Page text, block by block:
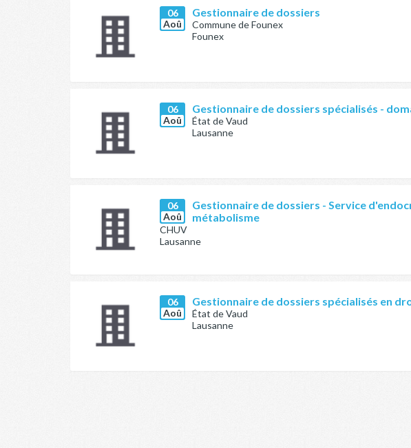
06
Aoû
Gestionnaire de dossiers
Commune de Founex
Founex
06
Aoû
Gestionnaire de dossiers spécialisés -
État de Vaud
Lausanne
06
Aoû
Gestionnaire de dossiers - Service
métabolisme
CHUV
Lausanne
06
Aoû
Gestionnaire de dossiers spécialisés en
État de Vaud
Lausanne